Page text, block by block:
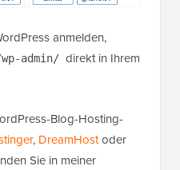
anmelden,
admin/ direkt in Ihrem
Blog-Hosting-
, DreamHostoder
Sie in meiner